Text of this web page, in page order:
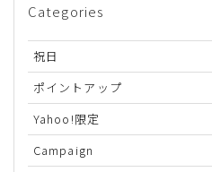
Categories
祝日
ポイントアップ
Yahoo!限定
Campaign